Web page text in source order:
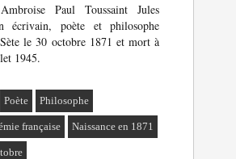
Paul Toussaint Jules
écrivain, poète et philosophe
le 30 octobre 1871 et mort à
1945.
Poète Philosophe
française Naissance en 1871